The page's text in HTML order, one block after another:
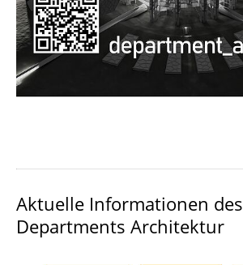
Aktuelle Informationen des
Departments Architektur